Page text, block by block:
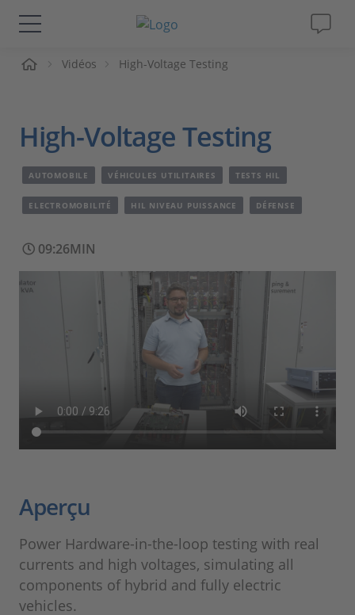
Solutions & Produits
Magazine
Société
Carrières
Vidéos High-Voltage Testing
High-Voltage Testing
AUTOMOBILE VÉHICULES UTILITAIRES TESTS HIL
ELECTROMOBILITÉ HIL NIVEAU PUISSANCE DÉFENSE
09:26MIN
Aperçu
Power Hardware-in-the-loop testing with real
currents and high voltages, simulating all
components of hybrid and fully electric
vehicles.